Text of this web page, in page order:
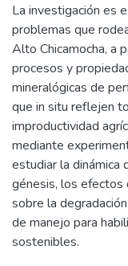
La investigación es
problemas que
Alto Chicamocha, a
procesos y
mineralógicas de
que in situ reflejen
improductividad
mediante
estudiar la dinámica
génesis, los efectos
sobre la
de manejo para
sostenibles.